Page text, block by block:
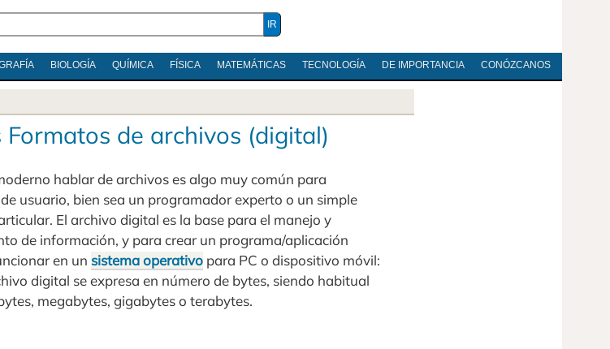
BIOLOGÍA QUÍMICA FÍSICA MATEMÁTICAS TECNOLOGÍA DE IMPORTANCIA CONÓZCANOS
de archivos (digital)
hablar de archivos es algo muy común para
usuario, bien sea un programador experto o un simple
El archivo digital es la base para el manejo y
de información, y para crear un programa/aplicación
en un sistema operativo para PC o dispositivo móvil:
digital se expresa en número de bytes, siendo habitual
megabytes, gigabytes o terabytes.